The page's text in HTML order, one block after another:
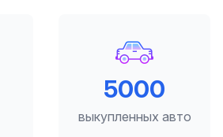
5000
выкупленных авто